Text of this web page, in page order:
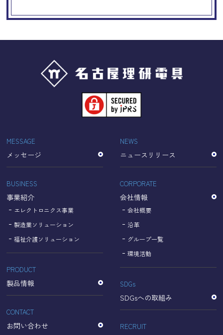
Googleアナリティクスの使用につい
当サイトでは、より良いサービスの提供、またユーザビリ
ティの向上のため、Googleアナリティクスを使用し、当サ
イトの利用状況などのデータ収集及び解析を行っておりま
す。その際、「Cookie」を通じて、Googleがお客様のIPア
ドレスなどの情報を収集する場合がありますが、
「Cookie」で収集される情報は個人を特定できるものでは
収集されたデータはGoogleのプライバシーポリシーにおい
て管理されます。
なお、当サイトのご利用をもって、上述の方法・目的にお
いてGoogle及び当サイトが行うデータ処理に関し、お客様
【Googleのプライバシーポリシー】
https://policies.google.com/privacy?hl=ja
https://policies.google.com/technologies/partner-sites?
hl=ja
個人情報に関するお問い合わせ窓口
名古屋理研電具株式会社
TEL：052-833-1248
MESSAGE
メッセージ
BUSINESS
事業紹介
エレクトロニクス事業
製造業ソリューション
福祉介護ソリューション
PRODUCT
製品情報
CONTACT
お問い合わせ
NEWS
ニュースリリース
CORPORATE
会社情報
会社概要
沿革
グループ一覧
環境活動
SDGs
SDGsへの取組み
RECRUIT